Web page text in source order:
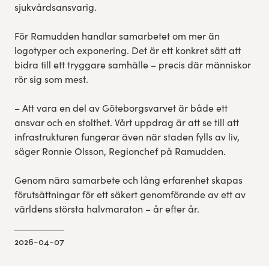
sjukvårdsansvarig.
För Ramudden handlar samarbetet om mer än
logotyper och exponering. Det är ett konkret sätt att
bidra till ett tryggare samhälle – precis där människor
rör sig som mest.
– Att vara en del av Göteborgsvarvet är både ett
ansvar och en stolthet. Vårt uppdrag är att se till att
infrastrukturen fungerar även när staden fylls av liv,
säger Ronnie Olsson, Regionchef på Ramudden.
Genom nära samarbete och lång erfarenhet skapas
förutsättningar för ett säkert genomförande av ett av
världens största halvmaraton – år efter år.
2026-04-07